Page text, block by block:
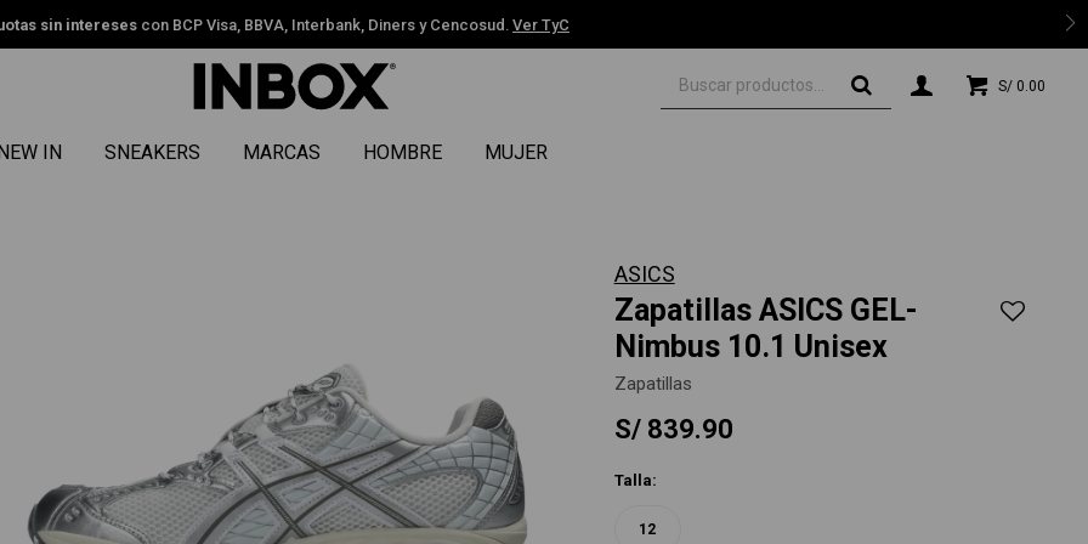
sin intereses con BCP Visa, BBVA, Interbank, Diners y Cencosud. Ver TyC
IN SNEAKERS MARCAS HOMBRE MUJER
S/ 0.00
ASICS
Zapatillas ASICS GEL-
Nimbus 10.1 Unisex
Zapatillas
S/ 839.90
Talla:
12